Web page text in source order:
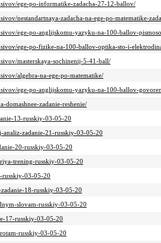
ege-po-informatike-zadacha-27-12-ballov/
nestandartnaya-zadacha-na-ege-po-matematike-
ege-po-anglijskomu-yazyku-na-100-ballov-
ege-po-fizike-na-100-ballov-optika-sto-i-
masterskaya-sochinenij-5-41-ball/
algebra-na-ege-po-matematike/
ege-po-anglijskomu-yazyku-na-100-ballov-
domashnee-zadanie-reshenie/
13-russkiy-03-05-20
analiz-zadanie-21-russkiy-03-05-20
20-russkiy-03-05-20
trening-russkiy-03-05-20
russkiy-03-05-20
18-russkiy-03-05-20
slovam-russkiy-03-05-20
17-russkiy-03-05-20
russkiy-03-05-20